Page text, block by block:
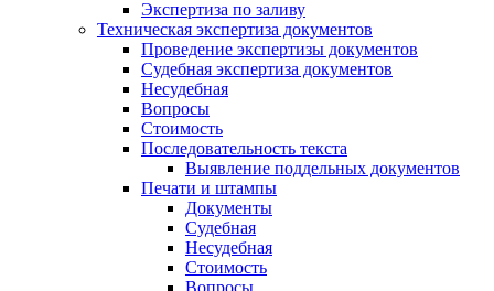
Экспертиза по заливу
Техническая экспертиза документов
Проведение экспертизы документов
Судебная экспертиза документов
Несудебная
Вопросы
Стоимость
Последовательность текста
Выявление поддельных документов
Печати и штампы
Документы
Судебная
Несудебная
Стоимость